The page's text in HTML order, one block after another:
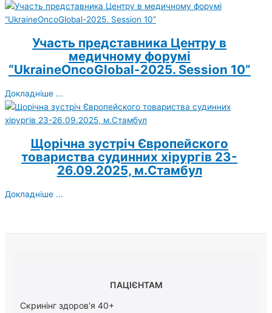
Участь представника Центру в
медичному форумі
“UkraineOncoGlobal-2025. Session 10”
Докладніше ...
Щорічна зустріч Європейского
товариства судинних хірургів 23-
26.09.2025, м.Стамбул
Докладніше ...
ПАЦІЄНТАМ
Скринінг здоров'я 40+